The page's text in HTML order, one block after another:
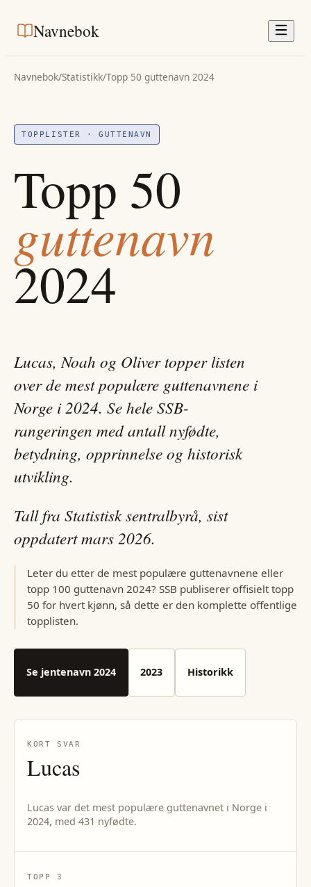
Navnebok
Navnebok/Statistikk/Topp 50 guttenavn 2024
TOPPLISTER ·GUTTENAVN
Topp 50
guttenavn
2024
Lucas, Noah og Olivertopper listen
over de mest populære guttenavnene i
Norge i2024. Se hele SSB-
rangeringen med antall nyfødte,
betydning, opprinnelse og historisk
utvikling.
Tall fra Statistisk sentralbyrå, sist
oppdatertmars 2026.
Leter du etter de mest populære guttenavnene eller
topp 100 guttenavn 2024? SSB publiserer offisielt topp
50 for hvert kjønn, så dette er den komplette offentlige
topplisten.
Se jentenavn 2024 2023 Historikk
KORT SVAR
Lucas
Lucas var det mest populære guttenavnet i Norge i
2024, med 431 nyfødte.
TOPP 3